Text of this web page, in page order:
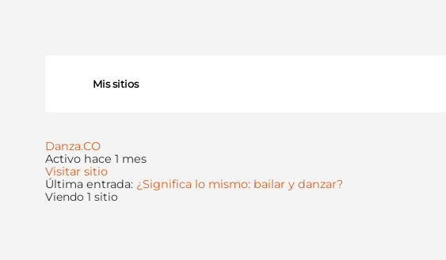
Mis sitios
Danza.CO
Activo hace 1 mes
Visitar sitio
Última entrada: ¿Significa lo mismo: bailar y danzar?
Viendo 1 sitio